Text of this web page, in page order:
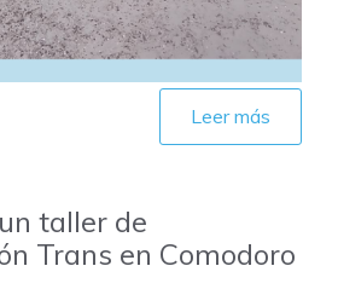
Leer más
taller de
Trans en Comodoro